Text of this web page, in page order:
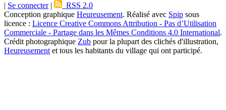
| Se connecter|
RSS 2.0
Conception graphique Heureusement. Réalisé avec Spip sous
licence : Licence Creative Commons Attribution - Pas d’Utilisation
Commerciale - Partage dans les Mêmes Conditions 4.0 International.
Crédit photographique Zub pour la plupart des clichés d'illustration,
Heureusement et tous les habitants du village qui ont participé.